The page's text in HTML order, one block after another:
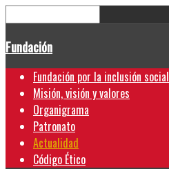
Fundación
Fundación por la inclusión social
Misión, visión y valores
Organigrama
Patronato
Actualidad
Código Ético